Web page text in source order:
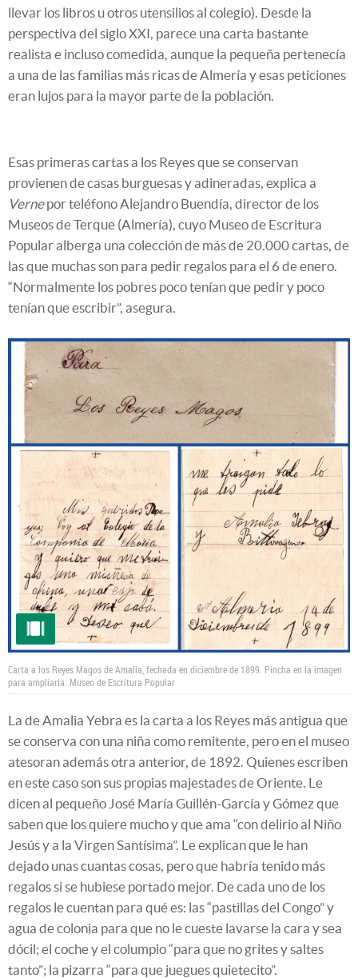
llevar los libros u otros utensilios al colegio). Desde la
perspectiva del siglo XXI, parece una carta bastante
realista e incluso comedida, aunque la pequeña pertenecía
a una de las familias más ricas de Almería y esas peticiones
eran lujos para la mayor parte de la población.
Esas primeras cartas a los Reyes que se conservan
provienen de casas burguesas y adineradas, explica a
Vernepor teléfono Alejandro Buendía, director de los
Museos de Terque (Almería), cuyo Museo de Escritura
Popular alberga una colección de más de 20.000 cartas, de
las que muchas son para pedir regalos para el 6 de enero.
“Normalmente los pobres poco tenían que pedir y poco
tenían que escribir”, asegura.
Carta a los Reyes Magos de Amalia, fechada en diciembre de 1899. Pincha en la imagen
para ampliarla. Museo de Escritura Popular
La de Amalia Yebra es la carta a los Reyes más antigua que
se conserva con una niña como remitente, pero en el museo
atesoran además otra anterior, de 1892. Quienes escriben
en este caso son sus propias majestades de Oriente. Le
dicen al pequeño José María Guillén-García y Gómez que
saben que los quiere mucho y que ama “con delirio al Niño
Jesús y a la Virgen Santísima”. Le explican que le han
dejado unas cuantas cosas, pero que habría tenido más
regalos si se hubiese portado mejor. De cada uno de los
regalos le cuentan para qué es: las “pastillas del Congo” y
agua de colonia para que no le cueste lavarse la cara y sea
dócil; el coche y el columpio “para que no grites y saltes
tanto”; la pizarra “para que juegues quietecito”.